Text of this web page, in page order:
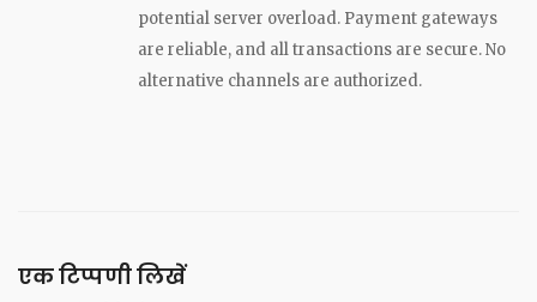
potential server overload. Payment gateways
are reliable, and all transactions are secure. No
alternative channels are authorized.
एक टिप्पणी लिखें